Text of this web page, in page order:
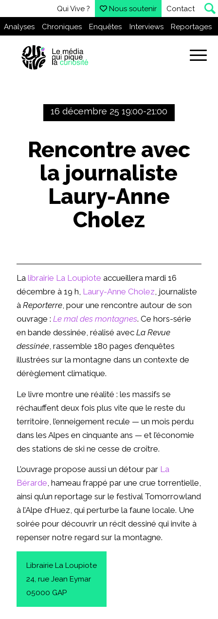
Qui Vive ? Nous soutenir Contact
Analyses Chroniques Enquêtes Interviews Reportages
16 décembre 25 19:00-21:00
Rencontre avec
la journaliste
Laury-Anne
Cholez
La librairie La Loupiote accueillera mardi 16
décembre à 19 h, Laury-Anne Cholez, journaliste
à Reporterre, pour une rencontre autour de son
ouvrage : Le mal des montagnes. Ce hors-série
en bande dessinée, réalisé avec La Revue
dessinée, rassemble 180 pages d’enquêtes
illustrées sur la montagne dans un contexte de
dérèglement climatique.
Le livre montre une réalité : les massifs se
réchauffent deux fois plus vite que le reste du
territoire, l’enneigement recule — un mois perdu
dans les Alpes en cinquante ans — et l’économie
des stations de ski ne cesse de croître.
L’ouvrage propose aussi un détour par La
Bérarde, hameau frappé par une crue torrentielle,
ainsi qu’un reportage sur le festival Tomorrowland
à l’Alpe d’Huez, qui perturbe la faune locale. Une
soirée pour découvrir un récit dessiné qui invite à
repenser notre regard sur la montagne.
Librairie La Loupiote
24, rue Jean Eymar
05000 GAP